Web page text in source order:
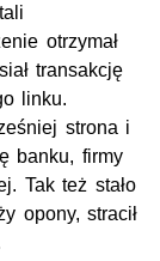
otrzymał
transakcję
linku.
strona i
banku, firmy
Tak też stało
opony, stracił